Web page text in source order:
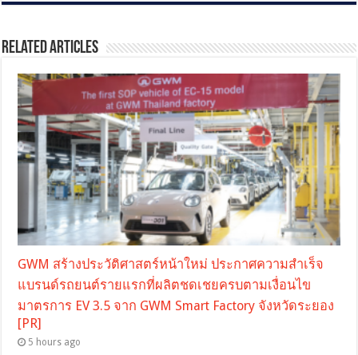
Related Articles
GWM สร้างประวัติศาสตร์หน้าใหม่ ประกาศความสำเร็จ
แบรนด์รถยนต์รายแรกที่ผลิตชดเชยครบตามเงื่อนไข
มาตรการ EV 3.5 จาก GWM Smart Factory จังหวัดระยอง
[PR]
5 hours ago